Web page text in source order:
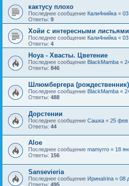
кактусу плохо
Последнее сообщение Кали4нийка «
Ответы: 9
Хойи с интересными листьями
Последнее сообщение Кали4нийка «
Ответы: 4
Hoya - Хвасты. Цветение
Последнее сообщение BlackMamba «
Ответы: 846
Шлюмбергера (рождественник)
Последнее сообщение BlackMamba «
Ответы: 488
Дорстении
Последнее сообщение Сашка « 25 фев
Ответы: 44
Aloe
Последнее сообщение mamyrro « 18
Ответы: 156
Sansevieria
Последнее сообщение ИринаIrina « 08
Ответы: 495